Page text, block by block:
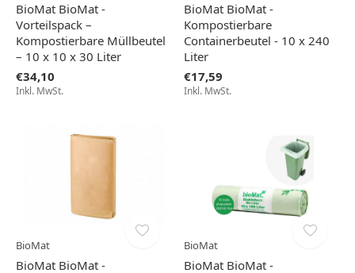
BioMat BioMat -
Vorteilspack –
Kompostierbare Müllbeutel
– 10 x 10 x 30 Liter
€34,10
Inkl. MwSt.
BioMat BioMat -
Kompostierbare
Containerbeutel - 10 x 240
Liter
€17,59
Inkl. MwSt.
BioMat
BioMat BioMat -
BioMat
BioMat BioMat -